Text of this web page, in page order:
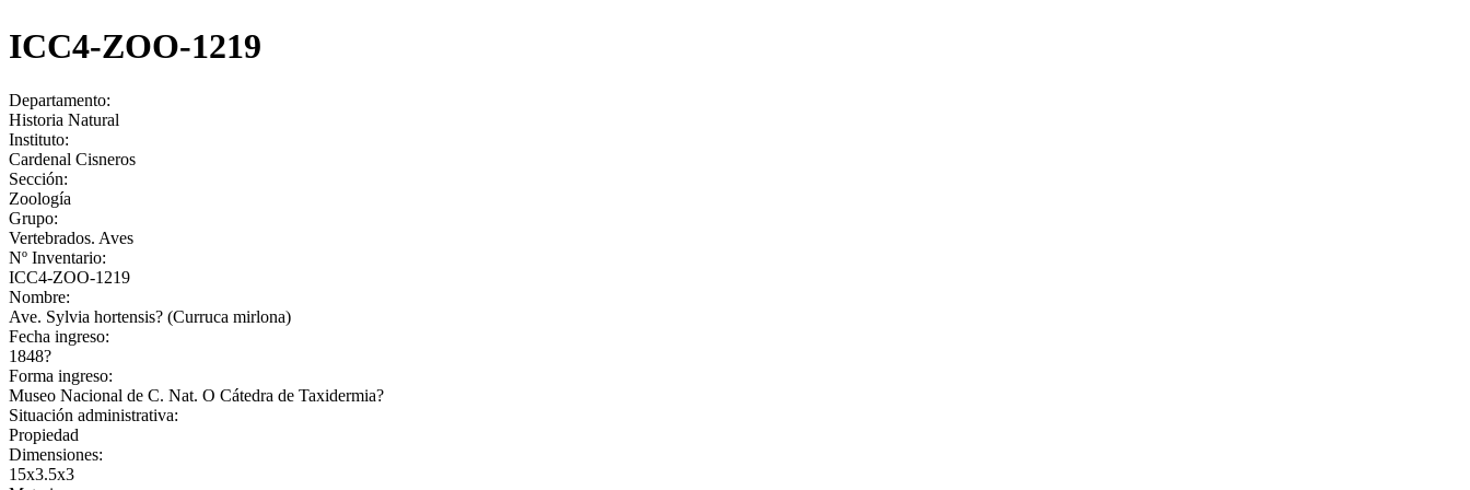
ICC4-ZOO-1219
Departamento:
Historia Natural
Instituto:
Cardenal Cisneros
Sección:
Zoología
Grupo:
Vertebrados. Aves
Nº Inventario:
ICC4-ZOO-1219
Nombre:
Ave. Sylvia hortensis? (Curruca mirlona)
Fecha ingreso:
1848?
Forma ingreso:
Museo Nacional de C. Nat. O Cátedra de Taxidermia?
Situación administrativa:
Propiedad
Dimensiones:
15x3.5x3